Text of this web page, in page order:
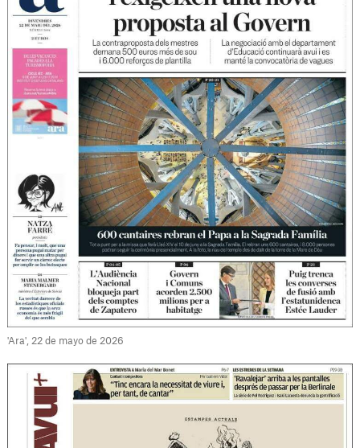
'Ara', 22 de mayo de 2026